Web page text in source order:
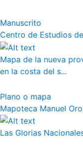
Manuscrito
Centro de Estudios
Mapa de la nueva
en la costa del s...
Plano o mapa
Mapoteca Manuel
Las Glorias